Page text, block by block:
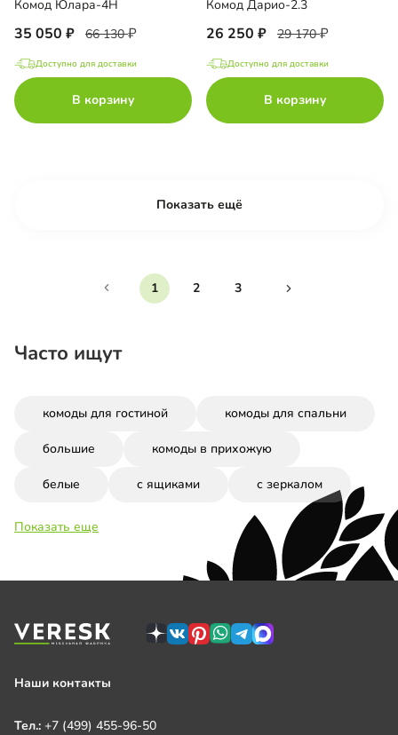
Комод Юлара-4Н
35 050 66 130
Доступно для доставки
В корзину
Комод Дарио-2.3
26 250 29 170
Доступно для доставки
В корзину
Показать ещё
1 2 3
Часто ищут
комоды для гостиной комоды для спальни
большие комоды в прихожую
белые с ящиками с зеркалом
Показать еще
Наши контакты
Тел.: +7 (499) 455-96-50